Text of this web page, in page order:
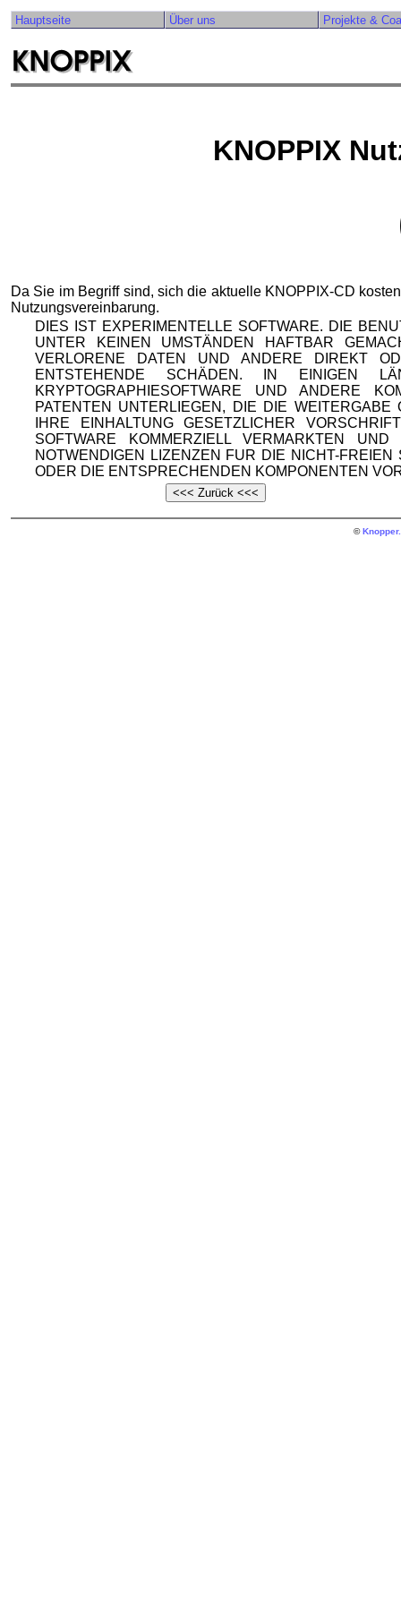
Hauptseite Über uns Projekte &
KNOPPIX
Da Sie im Begriff sind, sich die aktuelle KNOPPIX-CD
Nutzungsvereinbarung.
DIES IST EXPERIMENTELLE SOFTWARE. DIE
UNTER KEINEN UMSTÄNDEN HAFTBAR
VERLORENE DATEN UND ANDERE DIREKT
ENTSTEHENDE SCHÄDEN. IN EINIGEN
KRYPTOGRAPHIESOFTWARE UND ANDERE
PATENTEN UNTERLIEGEN, DIE DIE
IHRE EINHALTUNG GESETZLICHER
SOFTWARE KOMMERZIELL VERMARKTEN
NOTWENDIGEN LIZENZEN FUR DIE NICHT-
ODER DIE ENTSPRECHENDEN KOMPONENTEN
©